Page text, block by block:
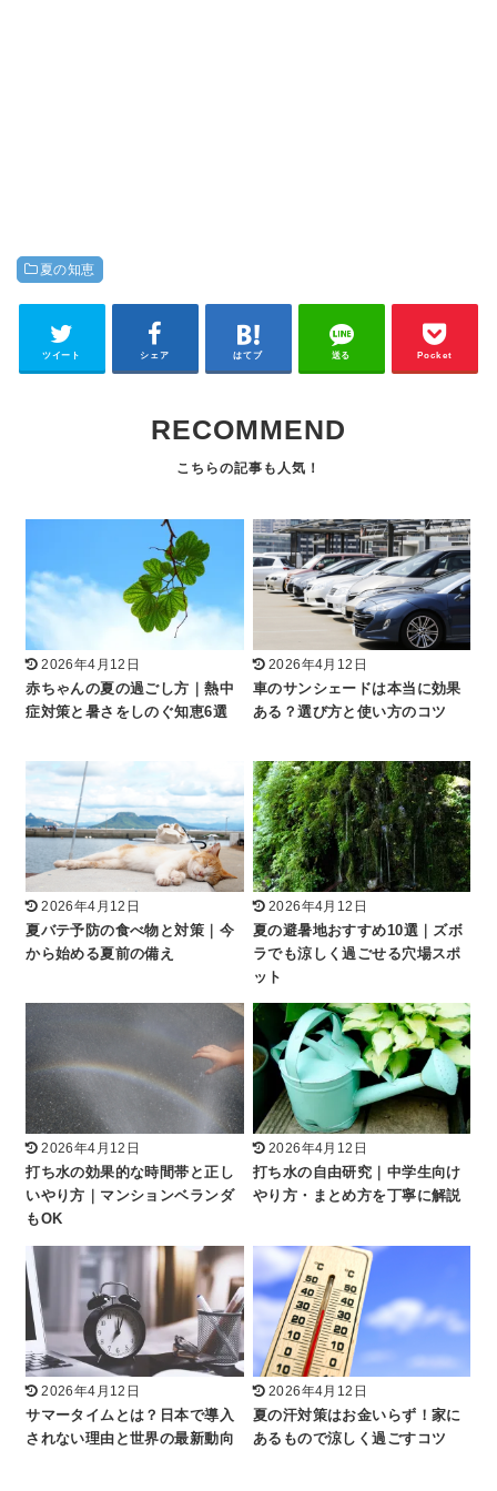
夏の知恵
ツイート シェア はてブ 送る Pocket
RECOMMEND
2026年4月12日
赤ちゃんの夏の過ごし方｜熱中
症対策と暑さをしのぐ知恵6選
2026年4月12日
車のサンシェードは本当に効果
ある？選び方と使い方のコツ
2026年4月12日
夏バテ予防の食べ物と対策｜今
から始める夏前の備え
2026年4月12日
夏の避暑地おすすめ10選｜ズボ
ラでも涼しく過ごせる穴場スポ
ット
2026年4月12日
打ち水の効果的な時間帯と正し
いやり方｜マンションベランダ
もOK
2026年4月12日
打ち水の自由研究｜中学生向け
やり方・まとめ方を丁寧に解説
2026年4月12日
サマータイムとは？日本で導入
されない理由と世界の最新動向
2026年4月12日
夏の汗対策はお金いらず！家に
あるもので涼しく過ごすコツ